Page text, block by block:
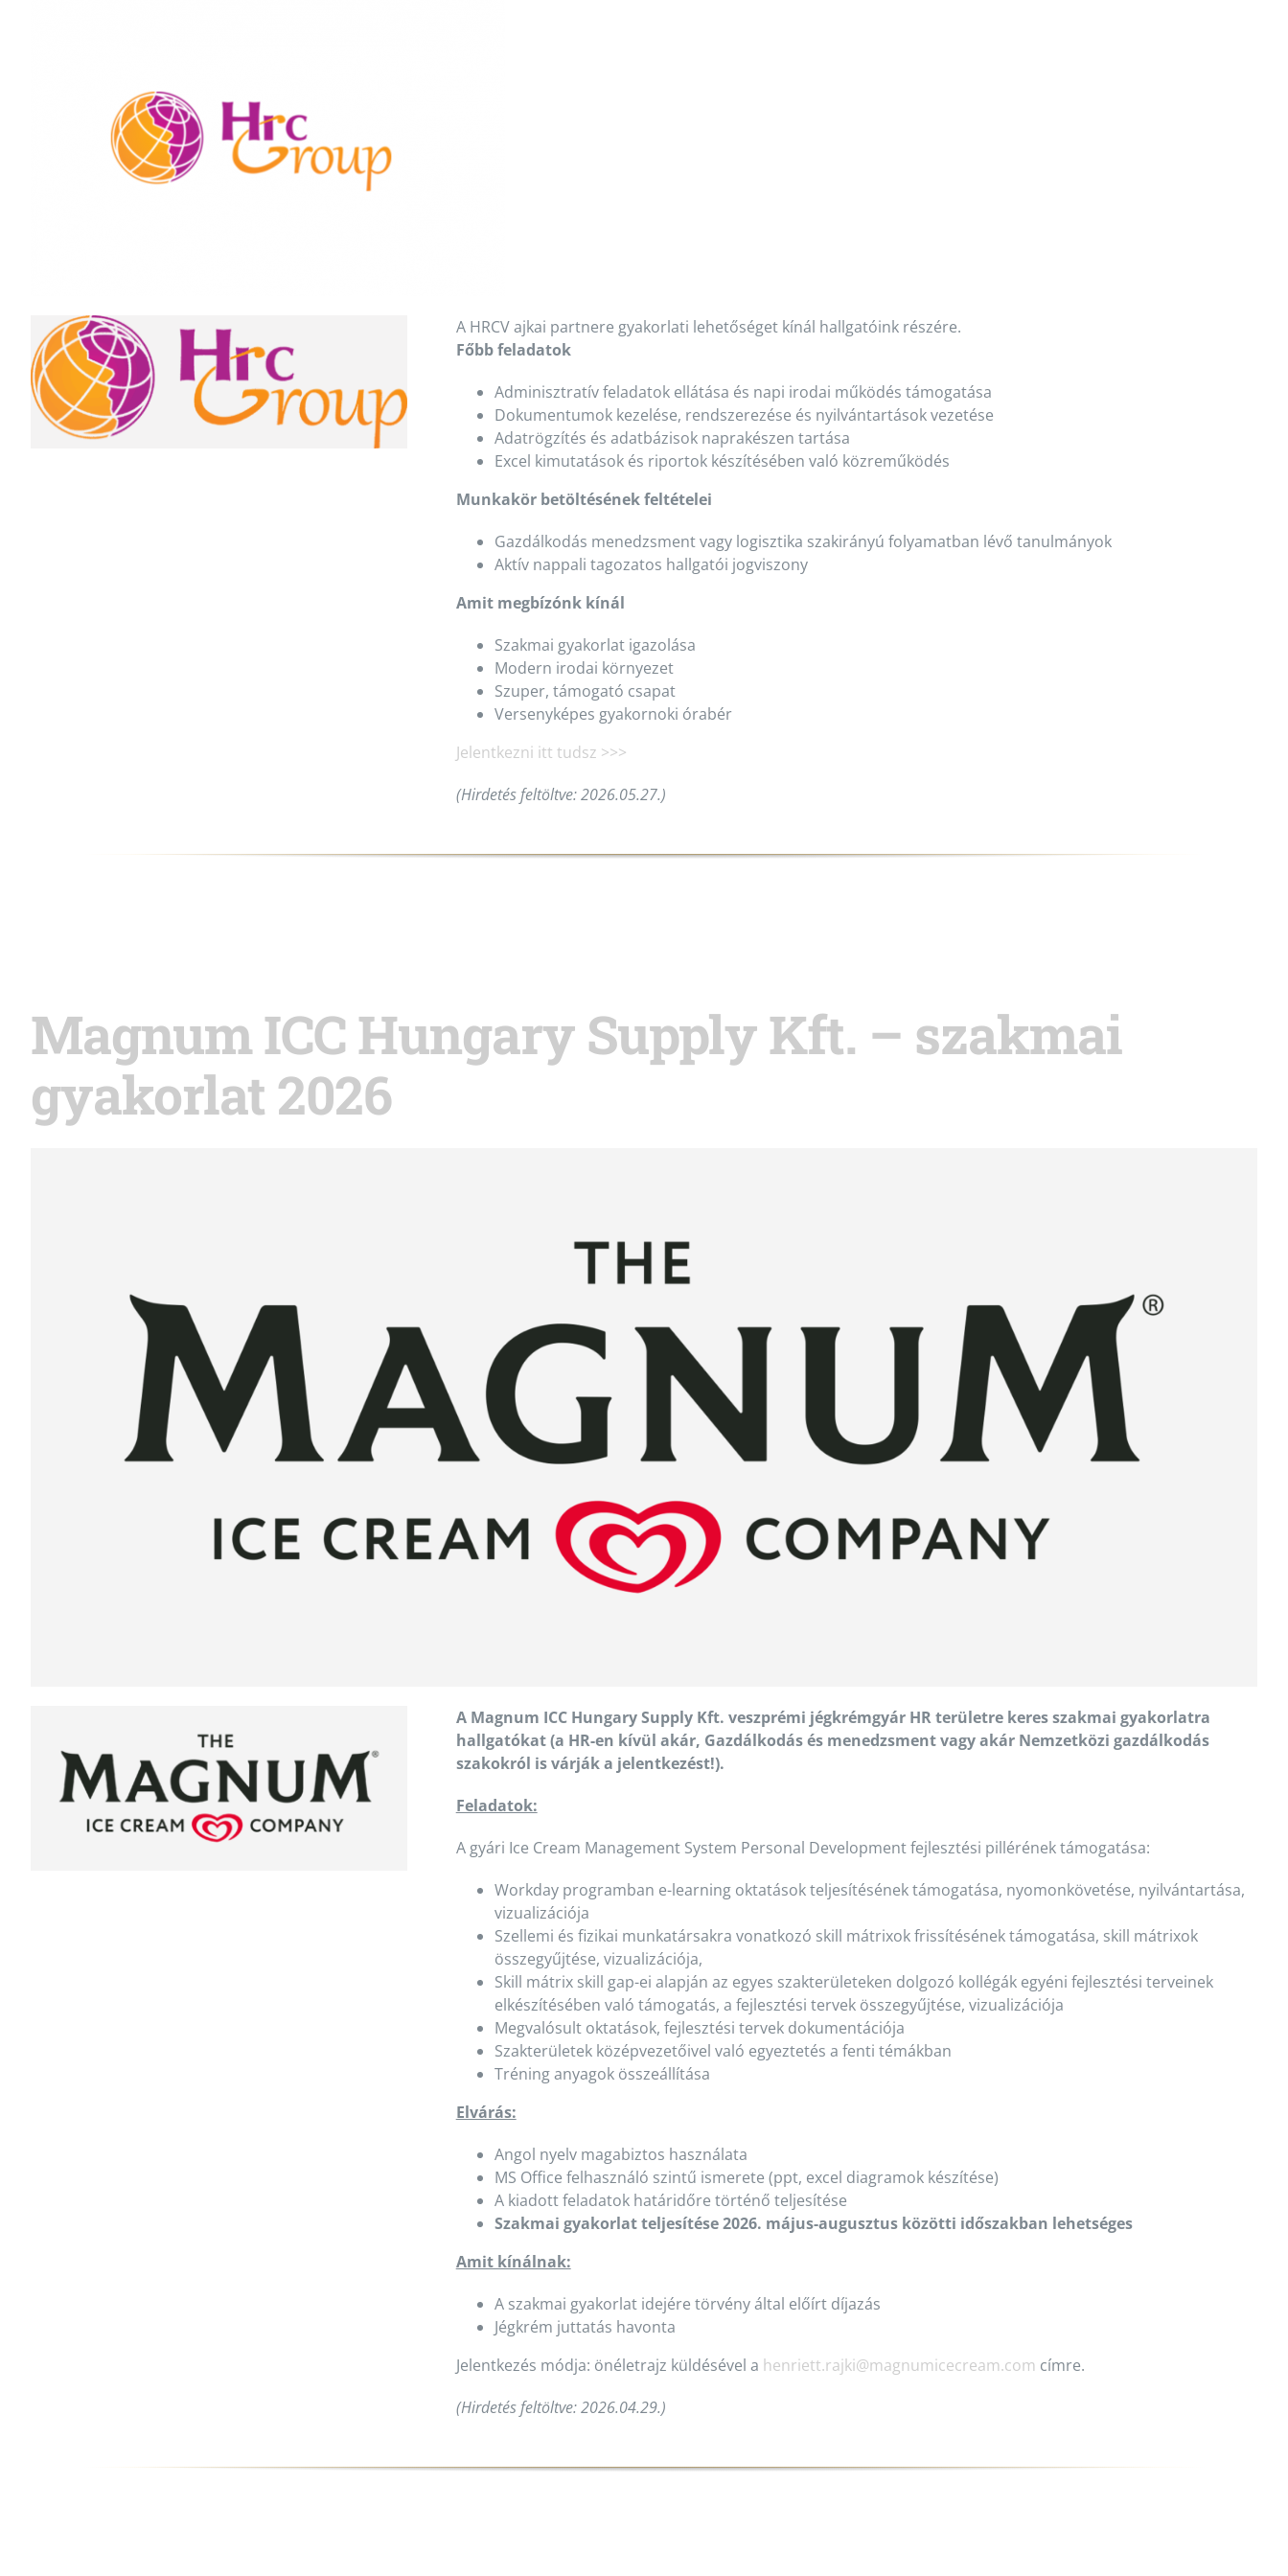
A HRCV ajkai partnere gyakorlati lehetőséget kínál hallgatóink részére.
Főbb feladatok
Adminisztratív feladatok ellátása és napi irodai működés támogatása
Dokumentumok kezelése, rendszerezése és nyilvántartások vezetése
Adatrögzítés és adatbázisok naprakészen tartása
Excel kimutatások és riportok készítésében való közreműködés
Munkakör betöltésének feltételei
Gazdálkodás menedzsment vagy logisztika szakirányú folyamatban lévő tanulmányok
Aktív nappali tagozatos hallgatói jogviszony
Amit megbízónk kínál
Szakmai gyakorlat igazolása
Modern irodai környezet
Szuper, támogató csapat
Versenyképes gyakornoki órabér
Jelentkezni itt tudsz >>>
(Hirdetés feltöltve: 2026.05.27.)
Magnum ICC Hungary Supply Kft. – szakmai
gyakorlat 2026
A Magnum ICC Hungary Supply Kft. veszprémi jégkrémgyár HR területre keres szakmai gyakorlatra
hallgatókat (a HR-en kívül akár, Gazdálkodás és menedzsment vagy akár Nemzetközi gazdálkodás
szakokról is várják a jelentkezést!).
Feladatok:
A gyári Ice Cream Management System Personal Development fejlesztési pillérének támogatása:
Workday programban e-learning oktatások teljesítésének támogatása, nyomonkövetése, nyilvántartása,
vizualizációja
Szellemi és fizikai munkatársakra vonatkozó skill mátrixok frissítésének támogatása, skill mátrixok
összegyűjtése, vizualizációja,
Skill mátrix skill gap-ei alapján az egyes szakterületeken dolgozó kollégák egyéni fejlesztési terveinek
elkészítésében való támogatás, a fejlesztési tervek összegyűjtése, vizualizációja
Megvalósult oktatások, fejlesztési tervek dokumentációja
Szakterületek középvezetőivel való egyeztetés a fenti témákban
Tréning anyagok összeállítása
Elvárás:
Angol nyelv magabiztos használata
MS Office felhasználó szintű ismerete (ppt, excel diagramok készítése)
A kiadott feladatok határidőre történő teljesítése
Szakmai gyakorlat teljesítése 2026. május-augusztus közötti időszakban lehetséges
Amit kínálnak:
A szakmai gyakorlat idejére törvény által előírt díjazás
Jégkrém juttatás havonta
Jelentkezés módja: önéletrajz küldésével a henriett.rajki@magnumicecream.com címre.
(Hirdetés feltöltve: 2026.04.29.)